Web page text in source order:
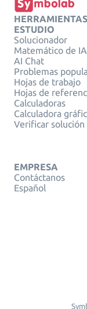
ESTUDIO
Solucionador
Matemático de IA
AI Chat
Problemas
Hojas de trabajo
Hojas de
Calculadoras
Calculadora
Verificar solución
EMPRESA
Contáctanos
Español